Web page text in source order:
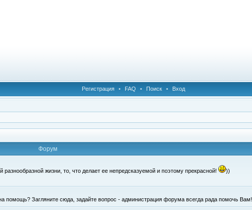
Регистрация • FAQ • Поиск • Вход
Форум
жизни, то, что делает ее непредсказуемой и поэтому прекрасной!
))
помощь? Загляните сюда, задайте вопрос - администрация форума всегда рада помочь Вам!